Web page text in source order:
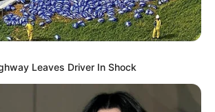
Leaves Driver In Shock